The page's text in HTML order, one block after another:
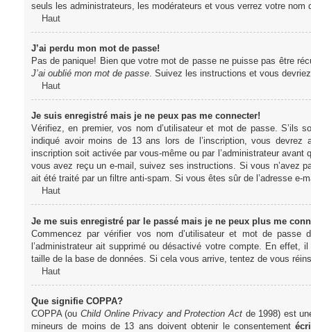
seuls les administrateurs, les modérateurs et vous verrez votre
Haut
J’ai perdu mon mot de passe!
Pas de panique! Bien que votre mot de passe ne puisse pas être
J’ai oublié mon mot de passe. Suivez les instructions et vous
Haut
Je suis enregistré mais je ne peux pas me connecter!
Vérifiez, en premier, vos nom d’utilisateur et mot de passe.
indiqué avoir moins de 13 ans lors de l’inscription, vous
inscription soit activée par vous-même ou par l’administrateur
vous avez reçu un e-mail, suivez ses instructions. Si vous n’avez
ait été traité par un filtre anti-spam. Si vous êtes sûr de l’adresse e-
Haut
Je me suis enregistré par le passé mais je ne peux plus me
Commencez par vérifier vos nom d’utilisateur et mot de
l’administrateur ait supprimé ou désactivé votre compte. En effet,
taille de la base de données. Si cela vous arrive, tentez de vous
Haut
Que signifie COPPA?
COPPA (ouChild Online Privacy and Protection Act de 1998) est
mineurs de moins de 13 ans doivent obtenir le consentement